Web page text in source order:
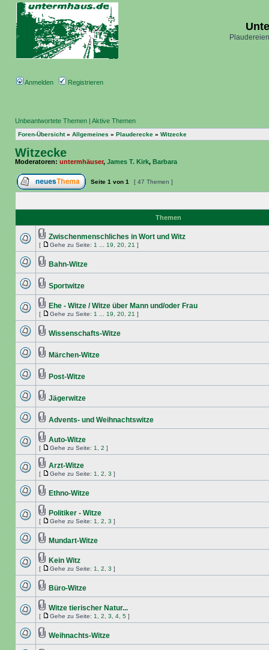
Anmelden Registrieren
Unbeantwortete Themen | Aktive Themen
Foren-Übersicht» Allgemeines » Plauderecke » Witzecke
Witzecke
Moderatoren: untermhäuser, James T. Kirk, Barbara
Seite 1 von 1 [ 47 Themen ]
Themen
Zwischenmenschliches in Wort und Witz
[ Gehe zu Seite: 1 19 20 21 ]
Bahn-Witze
Sportwitze
Ehe - Witze / Witze über Mann und/oder Frau
[ Gehe zu Seite: 1 19 20 21 ]
Wissenschafts-Witze
Märchen-Witze
Post-Witze
Jägerwitze
Advents- und Weihnachtswitze
Auto-Witze
[ Gehe zu Seite: 1 2 ]
Arzt-Witze
[ Gehe zu Seite: 1 2 3 ]
Ethno-Witze
Politiker - Witze
[ Gehe zu Seite: 1 2 3 ]
Mundart-Witze
Kein Witz
[ Gehe zu Seite: 1 2 3 ]
Büro-Witze
Witze tierischer Natur...
[ Gehe zu Seite: 1 2 3 4 5 ]
Weihnachts-Witze